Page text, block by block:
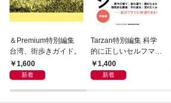
＆Premium特別編集
台湾、街歩きガイド。
1,600
新着
Tarzan特別編集 科学
的に正しいセルフマッ
サージ 増補版
1,400
新着